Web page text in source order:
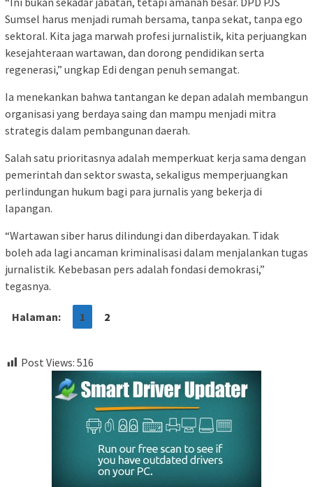
Sumsel harus menjadi rumah bersama, tanpa sekat, tanpa ego
sektoral. Kita jaga marwah profesi jurnalistik, kita perjuangkan
kesejahteraan wartawan, dan dorong pendidikan serta
regenerasi,” ungkap Edi dengan penuh semangat.
Ia menekankan bahwa tantangan ke depan adalah membangun
organisasi yang berdaya saing dan mampu menjadi mitra
strategis dalam pembangunan daerah.
Salah satu prioritasnya adalah memperkuat kerja sama dengan
pemerintah dan sektor swasta, sekaligus memperjuangkan
perlindungan hukum bagi para jurnalis yang bekerja di
lapangan.
“Wartawan siber harus dilindungi dan diberdayakan. Tidak
boleh ada lagi ancaman kriminalisasi dalam menjalankan tugas
jurnalistik. Kebebasan pers adalah fondasi demokrasi,”
tegasnya.
Halaman: 1 2
Post Views: 516